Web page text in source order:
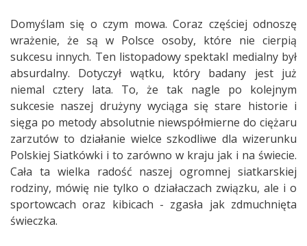
Domyślam się o czym mowa. Coraz częściej odnoszę
wrażenie, że są w Polsce osoby, które nie cierpią
sukcesu innych. Ten listopadowy spektakl medialny był
absurdalny. Dotyczył wątku, który badany jest już
niemal cztery lata. To, że tak nagle po kolejnym
sukcesie naszej drużyny wyciąga się stare historie i
sięga po metody absolutnie niewspółmierne do ciężaru
zarzutów to działanie wielce szkodliwe dla wizerunku
Polskiej Siatkówki i to zarówno w kraju jak i na świecie.
Cała ta wielka radość naszej ogromnej siatkarskiej
rodziny, mówię nie tylko o działaczach związku, ale i o
sportowcach oraz kibicach - zgasła jak zdmuchnięta
świeczka.